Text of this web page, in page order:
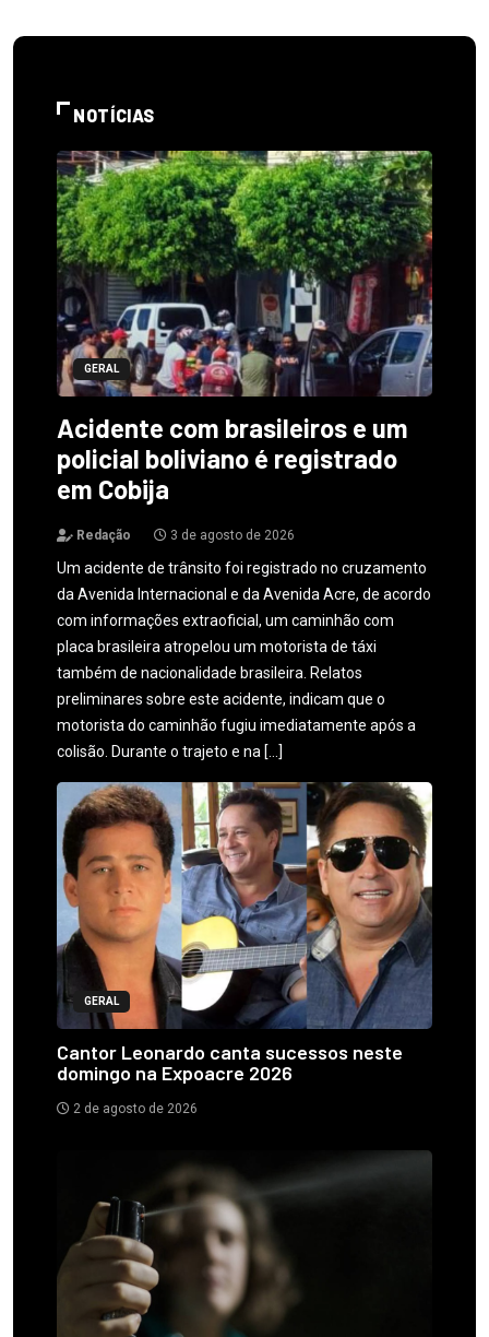
NOTÍCIAS
GERAL
Acidente com brasileiros e um
policial boliviano é registrado
em Cobija
Redação 3 de agosto de 2026
Um acidente de trânsito foi registrado no cruzamento
da Avenida Internacional e da Avenida Acre, de acordo
com informações extraoficial, um caminhão com
placa brasileira atropelou um motorista de táxi
também de nacionalidade brasileira. Relatos
preliminares sobre este acidente, indicam que o
motorista do caminhão fugiu imediatamente após a
colisão. Durante o trajeto e na […]
GERAL
Cantor Leonardo canta sucessos neste
domingo na Expoacre 2026
2 de agosto de 2026